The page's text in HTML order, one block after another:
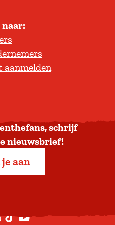
l
t
e
r
a
a
b
naar:
aanmelden
schrijf
nieuwsbrief!
aan